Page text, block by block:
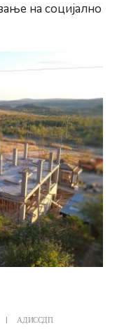
на социјално
| АДИССДП